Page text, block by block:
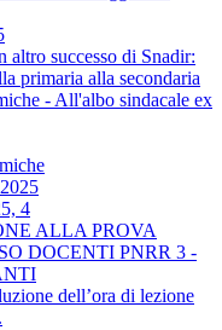
successo di Snadir:
primaria alla secondaria
- All'albo sindacale ex
4
ALLA PROVA
DOCENTI PNRR 3 -
dell’ora di lezione